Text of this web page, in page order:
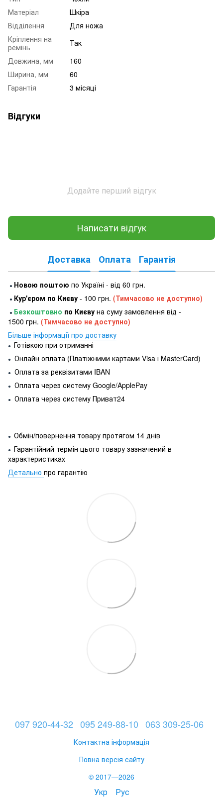
Матеріал
Шкіра
Відділення
Для ножа
Кріплення на
ремінь
Так
Довжина, мм
160
Ширина, мм
60
Гарантія
3 місяці
Відгуки
Додайте перший відгук
Написати відгук
Доставка Оплата Гарантія
● Новою поштою по Україні - від 60 грн.
● Кур'єром по Києву - 100 грн. (Тимчасово не доступно)
● Безкоштовно по Києву на суму замовлення від -
1500 грн. (Тимчасово не доступно)
Більше інформації про доставку
● Готівкою при отриманні
● Онлайн оплата (Платіжними картами Visa і MasterCard)
● Оплата за реквізитами IBAN
● Оплата через систему Google/ApplePay
● Оплата через систему Приват24
● Обмін/повернення товару протягом 14 днів
● Гарантійний термін цього товару зазначений в
характеристиках
Детально про гарантію
097 920-44-32 095 249-88-10 063 309-25-06
Контактна інформація
Повна версія сайту
© 2017—2026
Укр Рус